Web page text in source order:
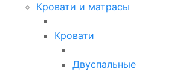
Кровати и матрасы
Кровати
Двуспальные